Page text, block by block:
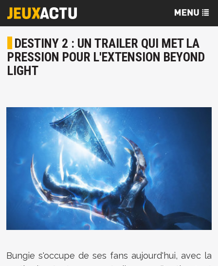
DESTINY 2 : UN TRAILER QUI MET LA
PRESSION POUR L'EXTENSION BEYOND
LIGHT
Bungie s'occupe de ses fans aujourd'hui, avec la